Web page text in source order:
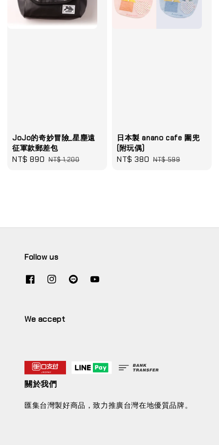
JoJo的奇妙冒險_星塵遠
征軍款郵差包
Sale
NT$ 890 Regular
NT$ 1,200
日本製 anano cafe 圍兜
(附玩偶)
Sale
NT$ 380 Regular
NT$ 599
Follow us
We accept
關於我們
匯集台灣製好商品，致力推廣台灣在地優質品牌。